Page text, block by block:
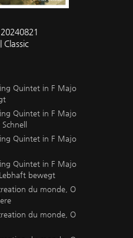
Classic
Quintet in F Majo
Quintet in F Majo
Quintet in F Majo
Quintet in F Majo
bewegt
du monde, O
du monde, O